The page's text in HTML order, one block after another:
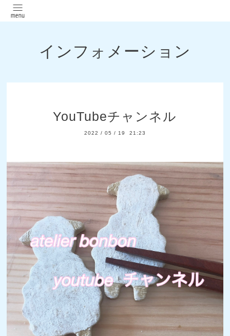
インフォメーション
YouTubeチャンネル
2022 / 05 / 19 21:23